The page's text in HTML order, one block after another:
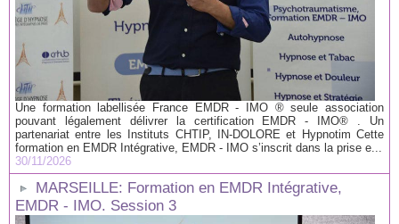
Une formation labellisée France EMDR - IMO ® seule association
pouvant légalement délivrer la certification EMDR - IMO® . Un
partenariat entre les Instituts CHTIP, IN-DOLORE et Hypnotim Cette
formation en EMDR Intégrative, EMDR - IMO s’inscrit dans la prise e...
30/11/2026
MARSEILLE: Formation en EMDR Intégrative,
EMDR - IMO. Session 3